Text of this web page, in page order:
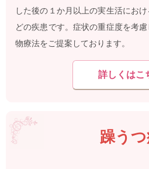
した後の１か月以上の実生活にお
どの疾患です。症状の重症度を考
物療法をご提案しております。
詳しくはこ
躁う